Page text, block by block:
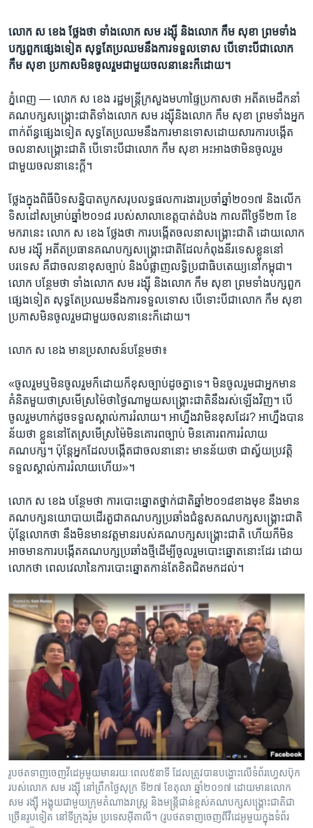
ស្វែង​
រក
លោក ស ខេង ថ្លែង​ថា​ ​ទាំង​លោក​ ​សម រង្ស៊ី​ ​និង​លោក​ ​កឹម សុខា​ ​ព្រមទាំង​
បក្សពួក​ផ្សេង​ទៀត​ ​សុទ្ធ​តែ​ប្រឈម​នឹង​ការ​ទទួល​ទោស​ ​បើ​ទោះបី​ជា​លោក​ ​
កឹម សុខា​ ​ប្រកាស​​មិន​ចូល​រួម​ជាមួយ​ចលនា​នេះ​ក៏​ដោយ។
ភ្នំពេញ — លោក​ ​ស ខេង​ ​រដ្ឋមន្ត្រី​ក្រសួង​មហាផ្ទៃ​ប្រកាស​ថា​ អតីត​មេដឹកនាំ​
គណបក្ស​សង្គ្រោះ​ជាតិ​ទាំង​លោក​ ​សម រង្ស៊ី​និង​លោក​ ​កឹម សុខា​ ​ព្រមទាំង​អ្នក
ពាក់ព័ន្ធ​ផ្សេងទៀត​ ​សុទ្ធ​តែ​ប្រឈម​នឹង​ការ​មាន​ទោសដោយ​សារការ​បង្កើត​
ចលនា​សង្គ្រោះ​ជាតិ​ ​បើ​ទោះបី​ជា​លោក​ ​កឹម សុខា​ ​អះអាង​ថា​មិន​ចូលរួម
ជាមួយ​ចលនា​នេះ​ក្តី។​
ថ្លែង​ក្នុង​ពិធី​បិទ​សន្និបាត​បូក​សរុប​លទ្ធផល​ការងារ​ប្រចាំ​ឆ្នាំ​២០១៧​ ​និង​លើក​
ទិសដៅ​សម្រាប់​ឆ្នាំ​២០១៨​ ​របស់​សាលា​ខេត្ត​បាត់ដំបង​ ​កាលពីថ្ងៃទី​២៣ ខែ​
មករា​នេះ​ លោក​ ​ស ខេង​ ​ថ្លែងថា​ ការបង្កើត​ចលនា​សង្គ្រោះ​ជាតិ​ ​ដោយ​លោក​
​សម រង្ស៊ី​ ​អតី​ត​ប្រធាន​គណបក្ស​សង្គ្រោះ​ជាតិ​ដែល​កំពុង​នីរទេស​ខ្លួន​នៅ​
បរទេស​ ​គឺ​ជា​ចលនា​ខុសច្បាប់​ ​និង​បំផ្លាញ​លទ្ធិ​ប្រជាធិបតេយ្យ​នៅ​កម្ពុជា។​ ​
លោក​ ​បន្ថែម​ថា​ ​ទាំង​លោក​ ​សម រង្ស៊ី​ ​និង​លោក​ ​កឹម សុខា​ ​ព្រមទាំង​បក្សពួក​
ផ្សេង​ទៀត​ ​សុទ្ធ​តែ​ប្រឈម​នឹង​ការ​ទទួល​ទោស​ ​បើ​ទោះបី​ជា​លោក​ ​កឹម សុខា​
​ប្រកាសមិន​ចូល​រួម​ជាមួយ​ចលនា​នេះ​ក៏​ដោយ។​
​លោក​ ​ស ខេង​ ​មាន​ប្រសាសន៍​បន្ថែម​ថា៖
«ចូល​រួម​ឬ​មិន​ចូលរួម​ក៏​ដោយ​ក៏​ខុស​ច្បាប់​ដូចគ្នា​ទេ។ មិន​ចូល​រួម​ជា​អ្នក​មាន​
គំនិត​មួយ​ថា​ស្រមើ​ស្រម៉ៃ​ថា​ថ្ងៃណាមួយ​សង្គ្រោះ​ជាតិ​នឹង​រស់​ឡើង​វិញ។ បើ​
ចូលរួម​ហាក់​ដូច​ទទួល​ស្គាល់​ការ​រំលាយ។ អាហ្នឹង​វា​មិន​ខុស​ដែរ?​ អាហ្នឹង​បាន​
ន័យ​ថា ខ្លួន​នៅ​តែ​ស្រមើ​ស្រម៉ៃ​មិន​គោរព​ច្បាប់ ​មិន​គោរព​ការរំលាយ​
គណបក្ស។ ប៉ុន្តែ​អ្នក​ដែល​បង្កើត​ជាចលនា​នោះ ​មាន​ន័យ​ថា ​ជា​ស្វ័យ​ប្រវត្តិ​
ទទួល​ស្គាល់​ការ​រំលាយ​ហើយ»។
លោក​ ​ស ខេង​ ​បន្ថែម​ថា​ ​ការបោះឆ្នោត​ថ្នាក់​ជាតិ​ឆ្នាំ​២០១៨​ខាងមុខ​ ​នឹង​មាន​
គណបក្ស​នយោបាយដើរ​តួ​ជា​គណបក្ស​ប្រឆាំង​ជំនួស​គណបក្ស​សង្គ្រោះ​ជាតិ​
​ប៉ុន្តែ​លោក​ថា ​នឹង​មិនមាន​វត្តមាន​របស់​គណ​បក្ស​សង្គ្រោះ​ជាតិ​ ​ហើយ​ក៏មិន​
អាច​មាន​ការ​បង្កើត​គណ​បក្ស​ប្រឆាំង​ថ្មី​ដើម្បី​ចូលរួម​បោះឆ្នោត​នោះ​ដែរ​ ដោយ​
លោក​ថា​ ពេល​វេលា​នៃ​ការ​បោះឆ្នោត​កាន់​តែ​ខិត​ជិត​មក​ដល់។​
រូបថត​ទាញ​ចេញ​វីដេអូមួយ​មាន​រយៈពេល​៥​នាទី​ ​ដែល​ត្រូវ​បានបង្ហោះ​លើ​ទំព័រ​ហ្វេសប៊ុក​
របស់​លោក​ ​សម រង្ស៊ី​ ​នៅ​ព្រឹក​ថ្ងៃ​សុក្រ​ ទី​២៧ ខែ​តុលា ឆ្នាំ​២០១៧ ​ដោយ​មាន​លោក​ ​
សម រង្ស៊ី​ ​អង្គុយ​ជាមួយ​ក្រុម​តំណាង​រាស្រ្ត​ ​និង​មន្រ្តី​ជាន់​ខ្ពស់​គណបក្ស​សង្គ្រោះ​ជាតិ​ជា
ច្រើន​រូបទៀត ​នៅ​ទី​ក្រុង​រ៉ូម​ ​ប្រទេស​អ៊ីតាលី។ (រូបថត​ទាញ​ចេញ​ពី​វីដេអូ​មួយ​ក្នុង​ទំព័រ​